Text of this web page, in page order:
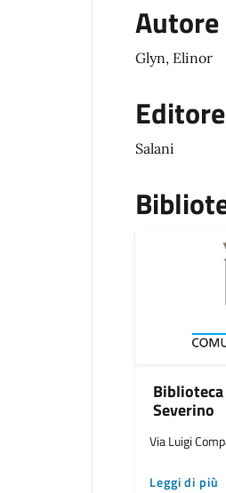
Autore
Glyn, Elinor
Editore
Salani
Severino
Via Luigi
Leggi di più